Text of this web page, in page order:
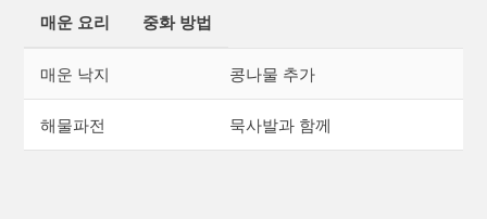
매운 요리 중화 방법
매운 낙지 콩나물 추가
해물파전 묵사발과 함께